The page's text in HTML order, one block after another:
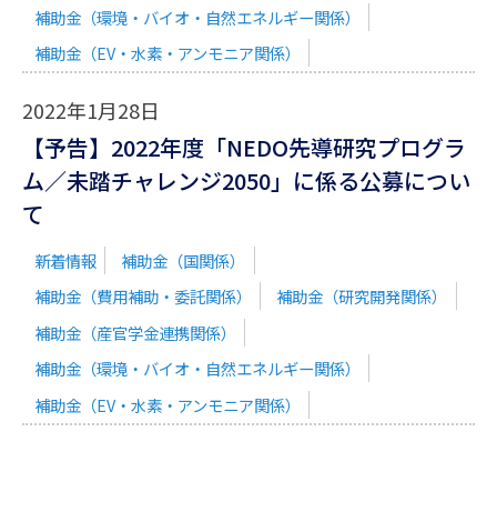
補助金（環境・バイオ・自然エネルギー関係）
補助金（EV・水素・アンモニア関係）
2022年1月28日
【予告】2022年度「NEDO先導研究プログラ
ム／未踏チャレンジ2050」に係る公募につい
て
新着情報
補助金（国関係）
補助金（費用補助・委託関係）
補助金（研究開発関係）
補助金（産官学金連携関係）
補助金（環境・バイオ・自然エネルギー関係）
補助金（EV・水素・アンモニア関係）